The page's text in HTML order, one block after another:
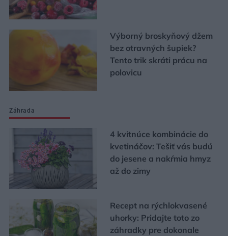
Výborný broskyňový džem
bez otravných šupiek?
Tento trik skráti prácu na
polovicu
Záhrada
4 kvitnúce kombinácie do
kvetináčov: Tešiť vás budú
do jesene a nakŕmia hmyz
až do zimy
Recept na rýchlokvasené
uhorky: Pridajte toto zo
záhradky pre dokonale